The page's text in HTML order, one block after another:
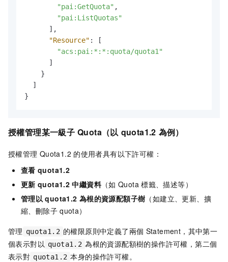
"pai:GetQuota" ,
"pai:ListQuotas"
] ,
"Resource" :
[
"acs:pai:*:*:quota/quota1"
]
}
]
}
授權管理某一級子 Quota（以 quota1.2 為例）
授權管理 Quota1.2 的使用者具有以下許可權：
查看 quota1.2
更新 quota1.2 中繼資料（如 Quota 標籤、描述等）
管理以 quota1.2 為根的資源配額子樹 （如建立、更新、擴
縮、刪除子 quota）
管理 quota1.2 的權限原則中定義了兩個 Statement，其中第一
個表示對以 quota1.2 為根的資源配額樹的操作許可權，第二個
表示對 quota1.2 本身的操作許可權。